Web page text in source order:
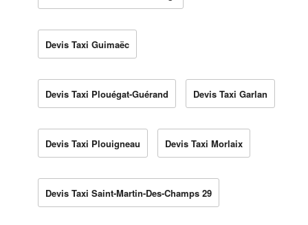
Devis Taxi Guimaëc
Devis Taxi Plouégat-Guérand Devis Taxi Garlan
Devis Taxi Plouigneau Devis Taxi Morlaix
Devis Taxi Saint-Martin-Des-Champs 29